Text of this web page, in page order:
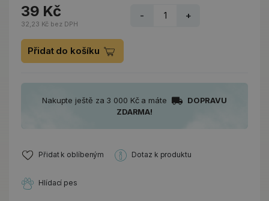
39 Kč
32,23 Kč bez DPH
- +
Přidat do košíku
Nakupte ještě za 3 000 Kč a máte
DOPRAVU
ZDARMA!
Přidat k oblíbeným Dotaz k produktu
Hlídací pes